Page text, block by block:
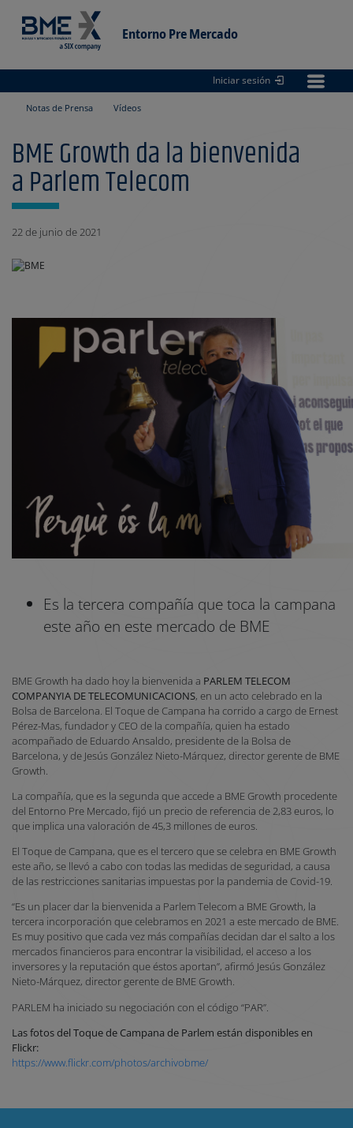
Entorno Pre Mercado
Entorno
pre Mercado
Iniciar sesión
Notas de Prensa Vídeos
BME Growth da la bienvenida
a Parlem Telecom
22 de junio de 2021
Es la tercera compañía que toca la campana
este año en este mercado de BME
BME Growth ha dado hoy la bienvenida a PARLEM TELECOM
COMPANYIA DE TELECOMUNICACIONS, en un acto celebrado en la
Bolsa de Barcelona. El Toque de Campana ha corrido a cargo de Ernest
Pérez-Mas, fundador y CEO de la compañía, quien ha estado
acompañado de Eduardo Ansaldo, presidente de la Bolsa de
Barcelona, y de Jesús González Nieto-Márquez, director gerente de BME
Growth.
La compañía, que es la segunda que accede a BME Growth procedente
del Entorno Pre Mercado, fijó un precio de referencia de 2,83 euros, lo
que implica una valoración de 45,3 millones de euros.
El Toque de Campana, que es el tercero que se celebra en BME Growth
este año, se llevó a cabo con todas las medidas de seguridad, a causa
de las restricciones sanitarias impuestas por la pandemia de Covid-19.
“Es un placer dar la bienvenida a Parlem Telecom a BME Growth, la
tercera incorporación que celebramos en 2021 a este mercado de BME.
Es muy positivo que cada vez más compañías decidan dar el salto a los
mercados financieros para encontrar la visibilidad, el acceso a los
inversores y la reputación que éstos aportan”, afirmó Jesús González
Nieto-Márquez, director gerente de BME Growth.
PARLEM ha iniciado su negociación con el código “PAR”.
Las fotos del Toque de Campana de Parlem están disponibles en
Flickr:
https://www.flickr.com/photos/archivobme/